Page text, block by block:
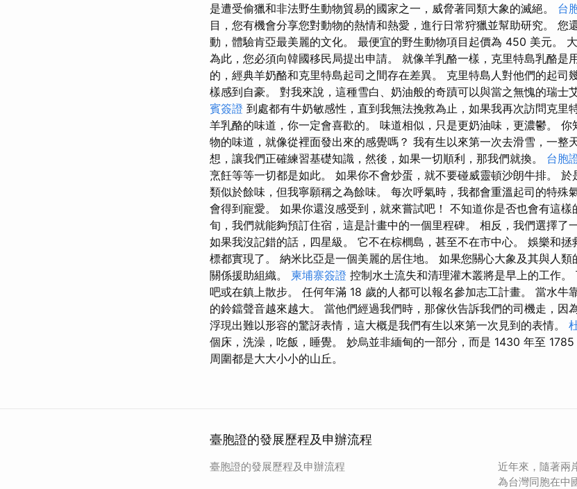
是遭受偷獵和非法野生動物貿易的國家之一，威脅著同類大象的滅絕。 台
目，您有機會分享您對動物的熱情和熱愛，進行日常狩獵並幫助研究。 您
動，體驗肯亞最美麗的文化。 最便宜的野生動物項目起價為 450 美元。
為此，您必須向韓國移民局提出申請。 就像羊乳酪一樣，克里特島乳酪是
的，經典羊奶酪和克里特島起司之間存在差異。 克里特島人對他們的起司
樣感到自豪。 對我來說，這種雪白、奶油般的奇蹟可以與當之無愧的瑞士
賓簽證 到處都有牛奶敏感性，直到我無法挽救為止，如果我再次訪問克里
羊乳酪的味道，你一定會喜歡的。 味道相似，只是更奶油味，更濃鬱。
物的味道，就像從裡面發出來的感覺嗎？ 我有生以來第一次去滑雪，一整
想，讓我們正確練習基礎知識，然後，如果一切順利，那我們就換。 台胞
烹飪等等一切都是如此。 如果你不會炒蛋，就不要碰威靈頓沙朗牛排。 於
類似於餘味，但我寧願稱之為餘味。 每次呼氣時，我都會重溫起司的特殊
會得到寵愛。 如果你還沒感受到，就來嘗試吧！ 不知道你是否也會有這樣
旬，我們就能夠預訂住宿，這是計畫中的一個里程碑。 相反，我們選擇了
如果我沒記錯的話，四星級。 它不在棕櫚島，甚至不在市中心。 娛樂和拯
標都實現了。 納米比亞是一個美麗的居住地。 如果您關心大象及其與人
關係援助組織。 柬埔寨簽證 控制水土流失和清理灌木叢將是早上的工作
吧或在鎮上散步。 任何年滿 18 歲的人都可以報名參加志工計畫。 當水牛
的鈴鐺聲音越來越大。 當他們經過我們時，那傢伙告訴我們的司機走，因
浮現出難以形容的驚訝表情，這大概是我們有生以來第一次見到的表情。
個床，洗澡，吃飯，睡覺。 妙烏並非緬甸的一部分，而是 1430 年至
周圍都是大大小小的山丘。
臺胞證的發展歷程及申辦流程
臺胞證的發展歷程及申辦流程
近年來，隨著兩
為台灣同胞在中